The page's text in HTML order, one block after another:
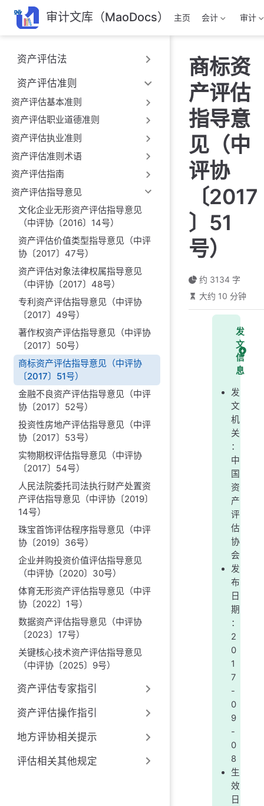
跳
至
主
內
容
审计文库（MaoDocs） 主页 会计 审计
资产评估法
资产评估准则
资产评估基本准则
资产评估职业道德准则
资产评估执业准则
资产评估准则术语
资产评估指南
资产评估指导意见
文化企业无形资产评估指导意见
（中评协〔2016〕14号）
资产评估价值类型指导意见（中评
协〔2017〕47号）
资产评估对象法律权属指导意见
（中评协〔2017〕48号）
专利资产评估指导意见（中评协
〔2017〕49号）
著作权资产评估指导意见（中评协
〔2017〕50号）
商标资产评估指导意见（中评协
〔2017〕51号）
金融不良资产评估指导意见（中评
协〔2017〕52号）
投资性房地产评估指导意见（中评
协〔2017〕53号）
实物期权评估指导意见（中评协
〔2017〕54号）
人民法院委托司法执行财产处置资
产评估指导意见（中评协〔2019〕
14号）
珠宝首饰评估程序指导意见（中评
协〔2019〕36号）
企业并购投资价值评估指导意见
（中评协〔2020〕30号）
体育无形资产评估指导意见（中评
协〔2022〕1号）
数据资产评估指导意见（中评协
〔2023〕17号）
关键核心技术资产评估指导意见
（中评协〔2025〕9号）
资产评估专家指引
资产评估操作指引
地方评协相关提示
评估相关其他规定
商标资
产评估
指导意
见（中
评协
〔2017
〕51
号）
约 3134 字
大约 10 分钟
发
文
信
息
发
文
机
关
：
中
国
资
产
评
估
协
会
发
布
日
期
：
2
0
1
7
-
0
9
-
0
8
生
效
日